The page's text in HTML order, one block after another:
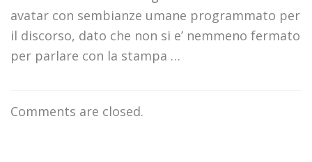
avatar con sembianze umane programmato per
il discorso, dato che non si e’ nemmeno fermato
per parlare con la stampa …
Comments are closed.